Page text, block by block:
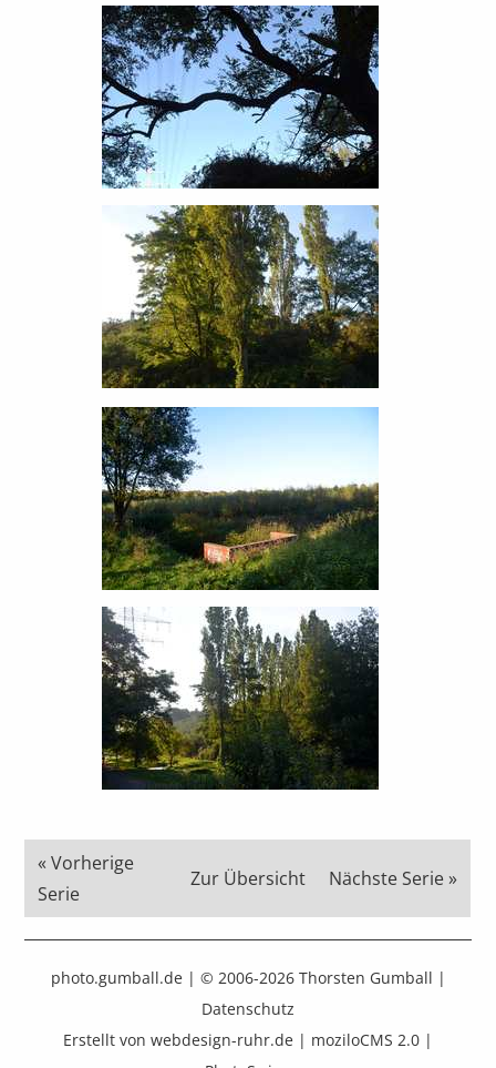
« Vorherige
Serie
Zur Übersicht Nächste Serie »
photo.gumball.de| © 2006-2026 Thorsten Gumball |
Datenschutz
Erstellt von webdesign-ruhr.de | moziloCMS 2.0 |